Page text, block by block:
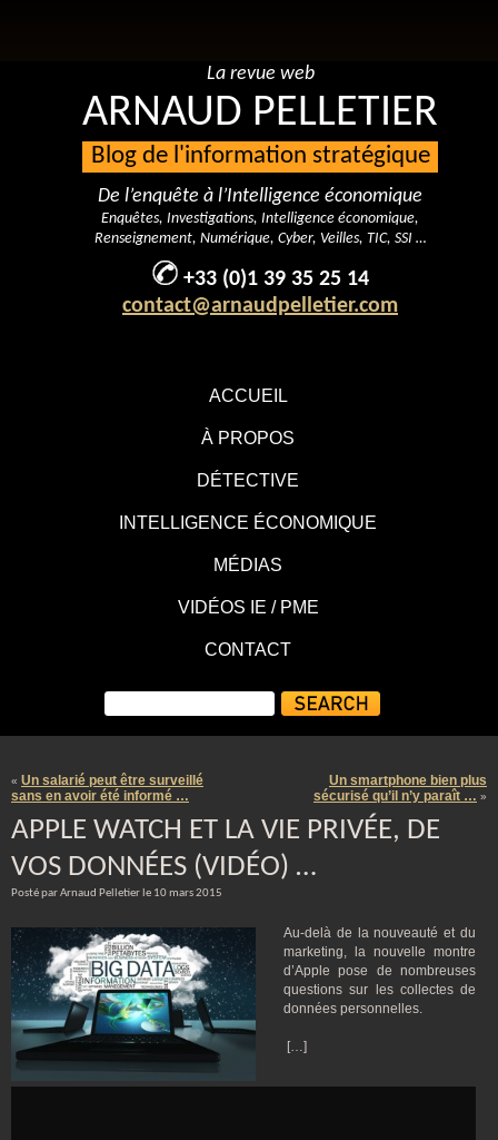
ACCUEIL
À PROPOS
DÉTECTIVE
INTELLIGENCE ÉCONOMIQUE
MÉDIAS
VIDÉOS IE / PME
CONTACT
La revue web
ARNAUD PELLETIER
Blog de l'information stratégique
De l’enquête à l’Intelligence économique
Enquêtes, Investigations, Intelligence économique,
Renseignement, Numérique, Cyber, Veilles, TIC, SSI …
+33 (0)1 39 35 25 14
contact@arnaudpelletier.com
« Un salarié peut être surveillé
sans en avoir été informé …
Un smartphone bien plus
sécurisé qu’il n’y paraît … »
APPLE WATCH ET LA VIE PRIVÉE, DE
VOS DONNÉES (VIDÉO) …
Posté par Arnaud Pelletier le 10 mars 2015
Au-delà de la nouveauté et du
marketing, la nouvelle montre
d’Apple pose de nombreuses
questions sur les collectes de
données personnelles.
[…]